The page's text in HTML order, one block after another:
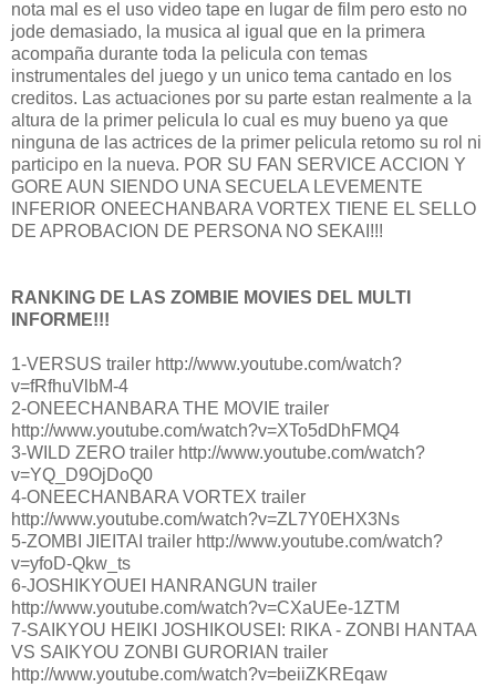
nota mal es el uso video tape en lugar de film pero esto no
jode demasiado, la musica al igual que en la primera
acompaña durante toda la pelicula con temas
instrumentales del juego y un unico tema cantado en los
creditos. Las actuaciones por su parte estan realmente a la
altura de la primer pelicula lo cual es muy bueno ya que
ninguna de las actrices de la primer pelicula retomo su rol ni
participo en la nueva. POR SU FAN SERVICE ACCION Y
GORE AUN SIENDO UNA SECUELA LEVEMENTE
INFERIOR ONEECHANBARA VORTEX TIENE EL SELLO
DE APROBACION DE PERSONA NO SEKAI!!!
RANKING DE LAS ZOMBIE MOVIES DEL MULTI
INFORME!!!
1-VERSUS trailer http://www.youtube.com/watch?
v=fRfhuVlbM-4
2-ONEECHANBARA THE MOVIE trailer
http://www.youtube.com/watch?v=XTo5dDhFMQ4
3-WILD ZERO trailer http://www.youtube.com/watch?
v=YQ_D9OjDoQ0
4-ONEECHANBARA VORTEX trailer
http://www.youtube.com/watch?v=ZL7Y0EHX3Ns
5-ZOMBI JIEITAI trailer http://www.youtube.com/watch?
v=yfoD-Qkw_ts
6-JOSHIKYOUEI HANRANGUN trailer
http://www.youtube.com/watch?v=CXaUEe-1ZTM
7-SAIKYOU HEIKI JOSHIKOUSEI: RIKA - ZONBI HANTAA
VS SAIKYOU ZONBI GURORIAN trailer
http://www.youtube.com/watch?v=beiiZKREqaw